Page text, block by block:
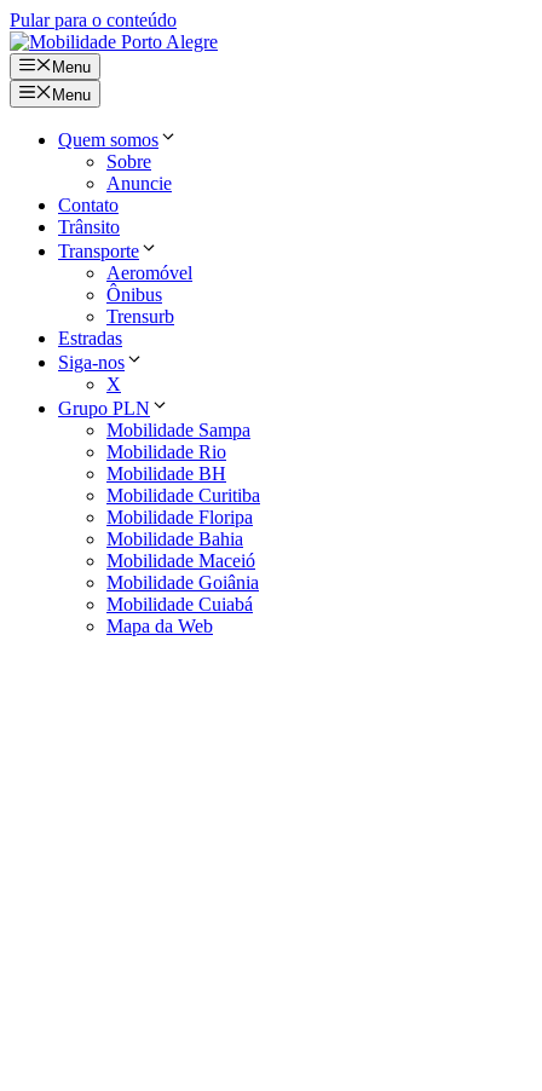
Pular para o conteúdo
Menu
Menu
Quem somos
Sobre
Anuncie
Contato
Trânsito
Transporte
Aeromóvel
Ônibus
Trensurb
Estradas
Siga-nos
X
Grupo PLN
Mobilidade Sampa
Mobilidade Rio
Mobilidade BH
Mobilidade Curitiba
Mobilidade Floripa
Mobilidade Bahia
Mobilidade Maceió
Mobilidade Goiânia
Mobilidade Cuiabá
Mapa da Web